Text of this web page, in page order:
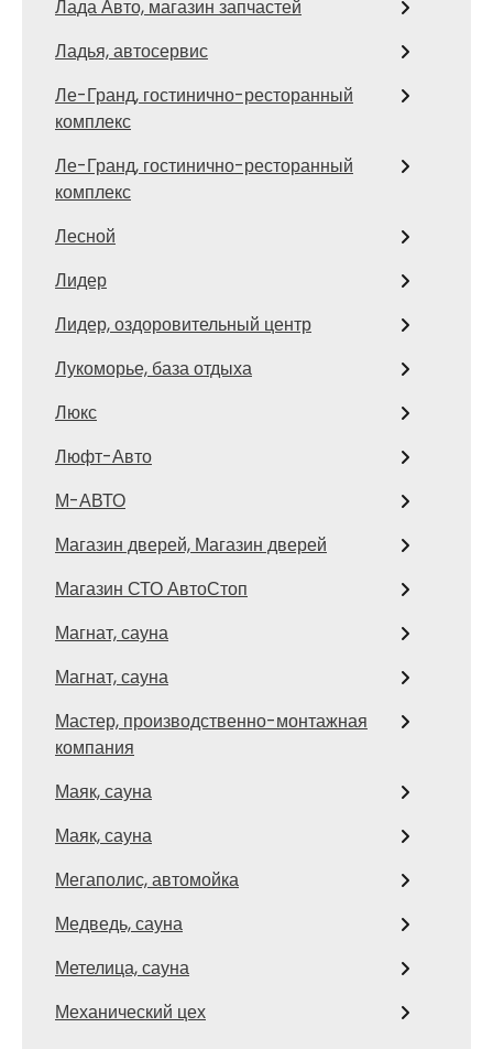
Лада Авто, магазин запчастей
Ладья, автосервис
Ле-Гранд, гостинично-ресторанный
комплекс
Ле-Гранд, гостинично-ресторанный
комплекс
Лесной
Лидер
Лидер, оздоровительный центр
Лукоморье, база отдыха
Люкс
Люфт-Авто
М-АВТО
Магазин дверей, Магазин дверей
Магазин СТО АвтоСтоп
Магнат, сауна
Магнат, сауна
Мастер, производственно-монтажная
компания
Маяк, сауна
Маяк, сауна
Мегаполис, автомойка
Медведь, сауна
Метелица, сауна
Механический цех